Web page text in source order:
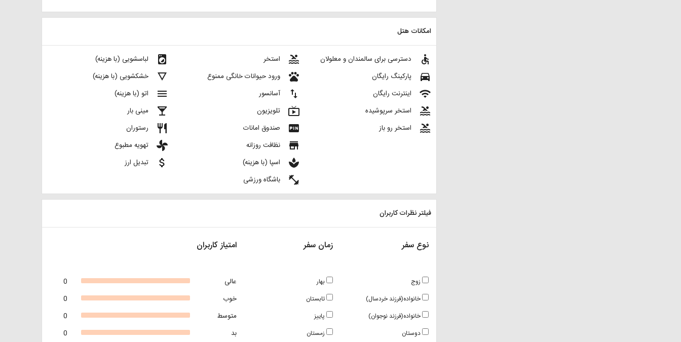
امکانات هتل
local_laundry_service لباسشویی (با هزینه)
details خشکشویی (با هزینه)
menu اتو (با هزینه)
local_bar مینی بار
restaurant رستوران
toys تهویه مطبوع
attach_money تبدیل ارز
pool استخر
pets ورود حیوانات خانگی ممنوع
import_export آسانسور
live_tv تلویزیون
fiber_pin صندوق امانات
store نظافت روزانه
spa اسپا (با هزینه)
fitness_center باشگاه ورزشی
accessible دسترسی برای سالمندان و معلولان
directions_car پارکینگ رایگان
wifi اینترنت رایگان
pool استخر سرپوشیده
pool استخر رو باز
فیلتر نظرات کاربران
امتیاز کاربران
0
عالی
0
خوب
0
متوسط
0
بد
زمان سفر
بهار
تابستان
پاییز
زمستان
نوع سفر
زوج
خانواده(فرزند خردسال)
خانواده(فرزند نوجوان)
دوستان